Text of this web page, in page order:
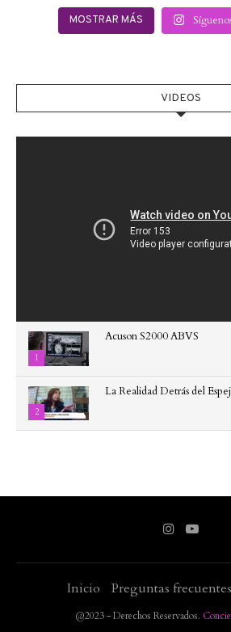
MOSTRAR MÁS
VIDEOS
1
Acuson S2000 ABVS
2
La Realidad Detrás del
Inicio Preguntas frecuentes
@2023 - Derechos Reservados.